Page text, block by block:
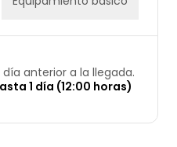
anterior a la llegada.
1 día (12:00 horas)